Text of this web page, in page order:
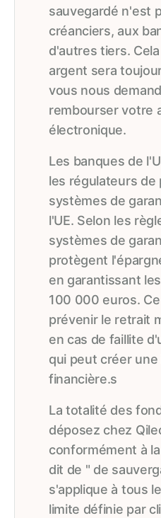
sauvegardé n'est
créanciers, aux
d'autres tiers.
argent sera
vous nous
rembourser votre
électronique.
Les banques de
les régulateurs de
systèmes de
l'UE. Selon les
systèmes de
protègent
en garantissant
100 000 euros.
prévenir le retrait
en cas de faillite
qui peut créer
financière.s
La totalité des
déposez chez
conformément à
dit de " de
s'applique à tous
limite définie par